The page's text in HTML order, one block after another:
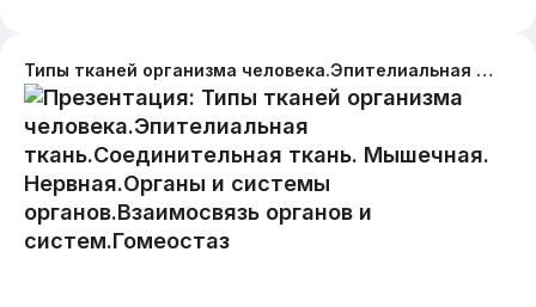
Типы тканей организма человека.Эпителиальная ткань.Соединительная ткань. Мышечная. Нервная.Органы и системы органов.Взаимосвязь органов и систем.Гомеостаз